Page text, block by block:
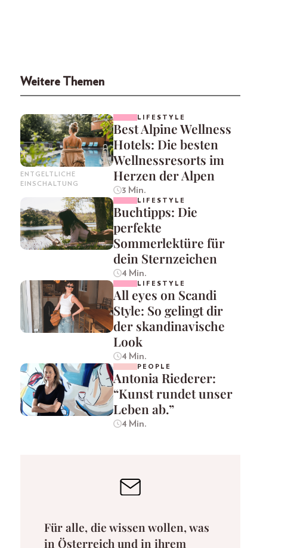
Weitere Themen
ENTGELTLICHE
EINSCHALTUNG
LIFESTYLE
Best Alpine Wellness
Hotels: Die besten
Wellnessresorts im
Herzen der Alpen
3 Min.
LIFESTYLE
Buchtipps: Die
perfekte
Sommerlektüre für
dein Sternzeichen
4 Min.
LIFESTYLE
All eyes on Scandi
Style: So gelingt dir
der skandinavische
Look
4 Min.
PEOPLE
Antonia Riederer:
“Kunst rundet unser
Leben ab.”
4 Min.
Für alle, die wissen wollen, was
in Österreich und in ihrem